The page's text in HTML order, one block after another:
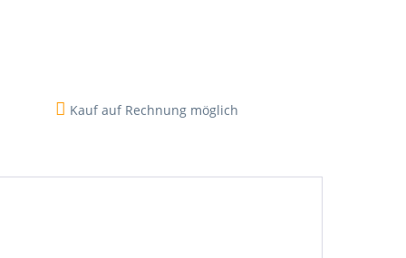
Kauf auf Rechnung möglich